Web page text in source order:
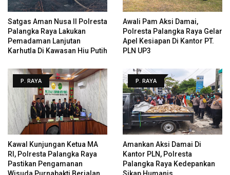
Satgas Aman Nusa II Polresta
Palangka Raya Lakukan
Pemadaman Lanjutan
Karhutla Di Kawasan Hiu Putih
Awali Pam Aksi Damai,
Polresta Palangka Raya Gelar
Apel Kesiapan Di Kantor PT.
PLN UP3
P. RAYA
Kawal Kunjungan Ketua MA
RI, Polresta Palangka Raya
Pastikan Pengamanan
Wisuda Purnabakti Berjalan
P. RAYA
Amankan Aksi Damai Di
Kantor PLN, Polresta
Palangka Raya Kedepankan
Sikap Humanis